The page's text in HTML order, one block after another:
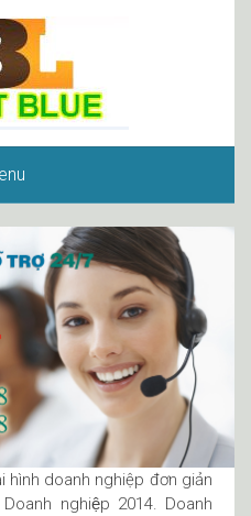
hình doanh nghiệp đơn giản
nghiệp 2014. Doanh